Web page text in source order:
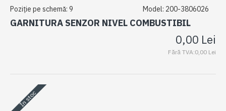
Poziție pe schemă: 9 Model: 200-3806026
GARNITURA SENZOR NIVEL COMBUSTIBIL
0,00 Lei
Fără TVA:0,00 Lei
În stoc